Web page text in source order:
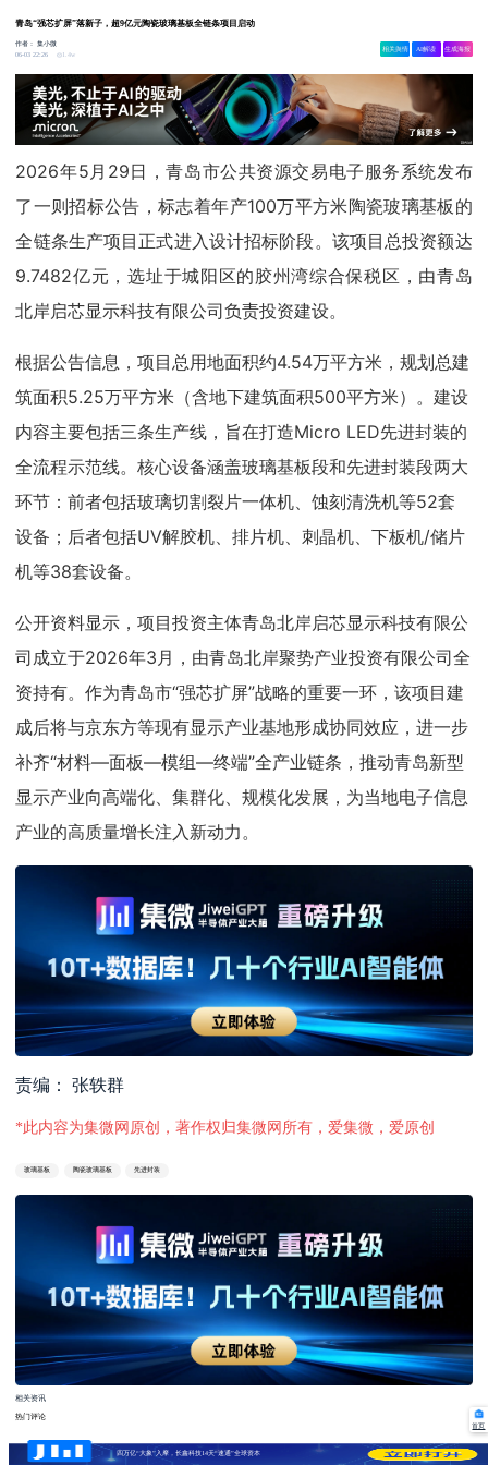
青岛“强芯扩屏”落新子，超9亿元陶瓷玻璃基板全链条项目启动
作者：集小微
06-03 22:26
1.4w
相关舆情 AI解读 生成海报
2026年5月29日，青岛市公共资源交易电子服务系统发布
了一则招标公告，标志着年产100万平方米陶瓷玻璃基板的
全链条生产项目正式进入设计招标阶段。该项目总投资额达
9.7482亿元，选址于城阳区的胶州湾综合保税区，由青岛
北岸启芯显示科技有限公司负责投资建设。
根据公告信息，项目总用地面积约4.54万平方米，规划总建
筑面积5.25万平方米（含地下建筑面积500平方米）。建设
内容主要包括三条生产线，旨在打造Micro LED先进封装的
全流程示范线。核心设备涵盖玻璃基板段和先进封装段两大
环节：前者包括玻璃切割裂片一体机、蚀刻清洗机等52套
设备；后者包括UV解胶机、排片机、刺晶机、下板机/储片
机等38套设备。
公开资料显示，项目投资主体青岛北岸启芯显示科技有限公
司成立于2026年3月，由青岛北岸聚势产业投资有限公司全
资持有。作为青岛市“强芯扩屏”战略的重要一环，该项目建
成后将与京东方等现有显示产业基地形成协同效应，进一步
补齐“材料—面板—模组—终端”全产业链条，推动青岛新型
显示产业向高端化、集群化、规模化发展，为当地电子信息
产业的高质量增长注入新动力。
责编： 张轶群
*此内容为集微网原创，著作权归集微网所有，爱集微，爱原创
玻璃基板 陶瓷玻璃基板 先进封装
相关资讯
热门评论
四万亿“大象”入摩，长鑫科技14天“速通”全球资本
首页